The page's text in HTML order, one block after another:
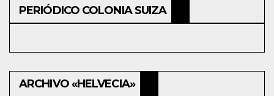
PERIÓDICO COLONIA SUIZA
ARCHIVO «HELVECIA»